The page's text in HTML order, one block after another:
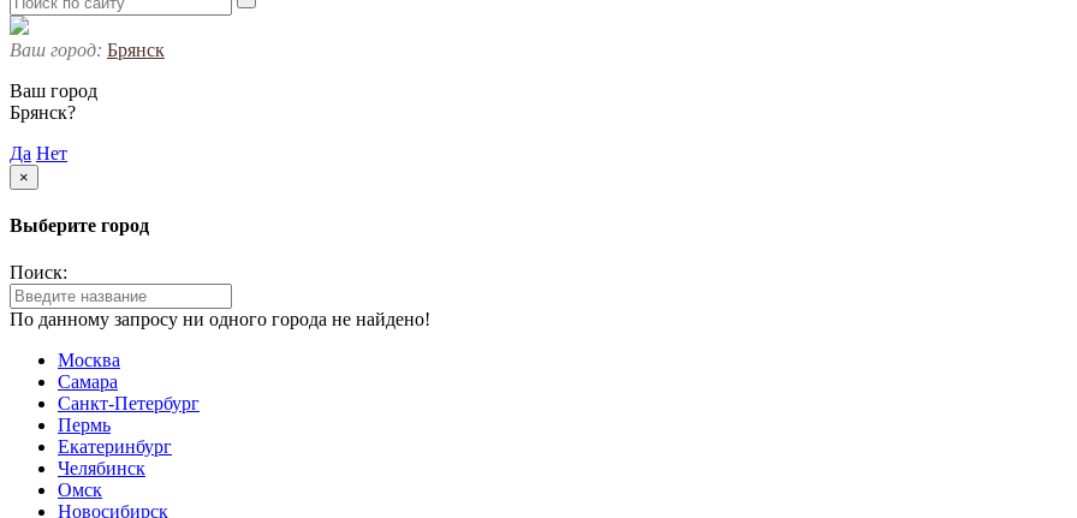
Ваш город: Брянск
Ваш город
Брянск?
Да Нет
×
Выберите город
Поиск:
По данному запросу ни одного города не найдено!
Москва
Самара
Санкт-Петербург
Пермь
Екатеринбург
Челябинск
Омск
Новосибирск